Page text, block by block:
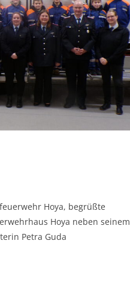
Hoya, begrüßte
Hoya neben seinem
Petra Guda